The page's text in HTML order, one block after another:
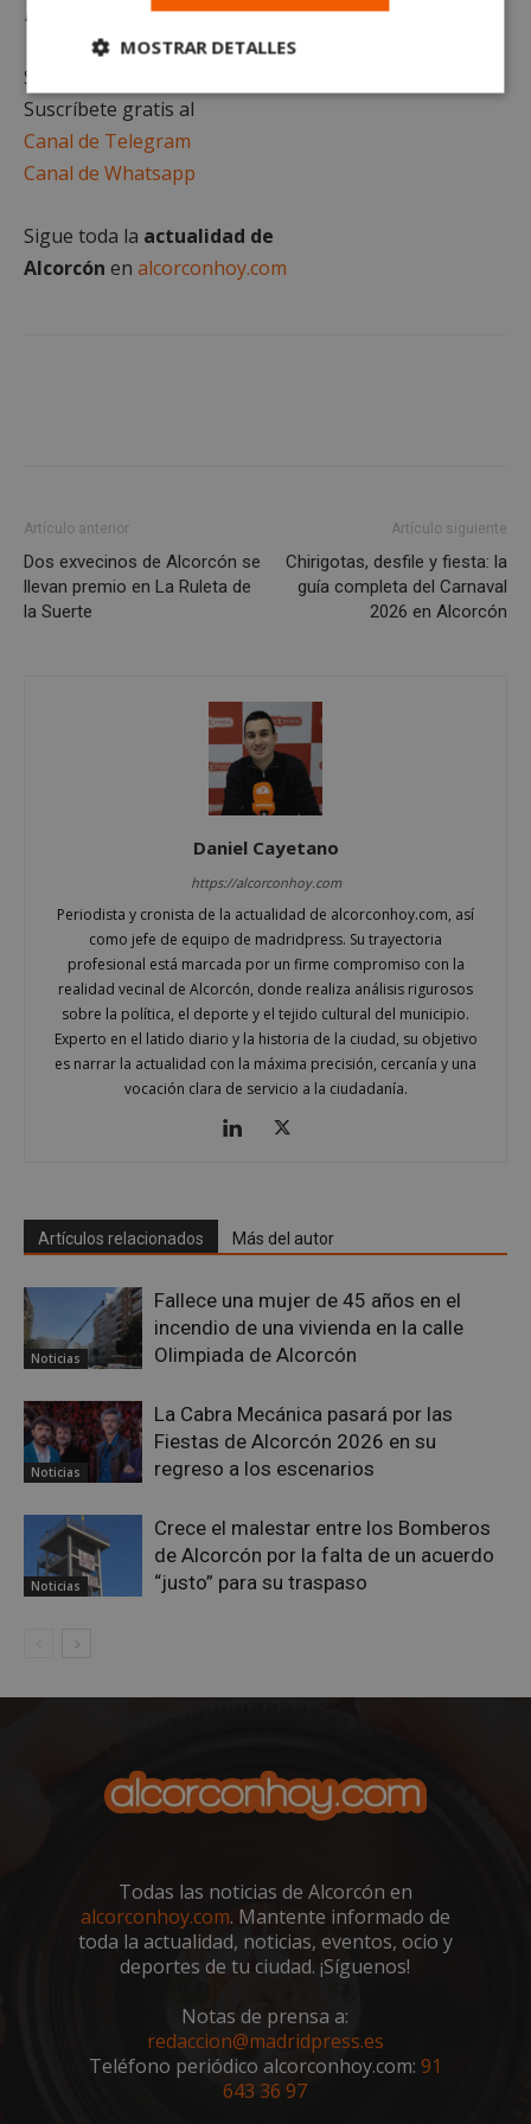
las imágenes propias de este artículo.
Sigue al minuto
Suscríbete gratis al
Canal de Telegram
Canal de Whatsapp
Sigue toda la actualidad de
Alcorcón en alcorconhoy.com
Artículo anterior
Dos exvecinos de Alcorcón se
llevan premio en La Ruleta de
la Suerte
Artículo siguiente
Chirigotas, desfile y fiesta: la
guía completa del Carnaval
2026 en Alcorcón
Daniel Cayetano
https://alcorconhoy.com
Periodista y cronista de la actualidad de alcorconhoy.com, así
como jefe de equipo de madridpress. Su trayectoria
profesional está marcada por un firme compromiso con la
realidad vecinal de Alcorcón, donde realiza análisis rigurosos
sobre la política, el deporte y el tejido cultural del municipio.
Experto en el latido diario y la historia de la ciudad, su objetivo
es narrar la actualidad con la máxima precisión, cercanía y una
vocación clara de servicio a la ciudadanía.
Artículos relacionados Más del autor
Noticias
Fallece una mujer de 45 años en el
incendio de una vivienda en la calle
Olimpiada de Alcorcón
Noticias
La Cabra Mecánica pasará por las
Fiestas de Alcorcón 2026 en su
regreso a los escenarios
Noticias
Crece el malestar entre los Bomberos
de Alcorcón por la falta de un acuerdo
“justo” para su traspaso
Todas las noticias de Alcorcón en
alcorconhoy.com. Mantente informado de
toda la actualidad, noticias, eventos, ocio y
deportes de tu ciudad. ¡Síguenos!
Notas de prensa a:
redaccion@madridpress.es
Teléfono periódico alcorconhoy.com: 91
643 36 97
MOSTRAR DETALLES
Cookies
estrictamente
necesarias
Cookies de
Cookies de
preferencias
Cookies de preferencias
funcionalidad principal del sitio web, como el
inicio de sesión de usuario y la gestión de cuentas.
El sitio web no se puede utilizar correctamente sin
las cookies estrictamente necesarias.
Proveedor
Dominio
PHP.net
AWSALBCORS
Amazon.com
Inc.
embed.bsky.app
1 semana
VISITOR_PRIVACY_METADATA
YouTube
.youtube.com